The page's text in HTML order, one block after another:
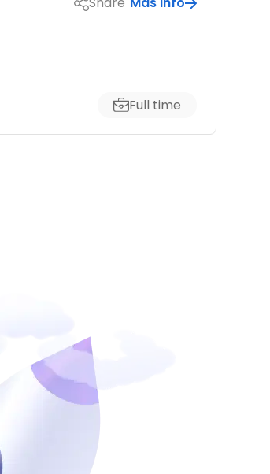
Full time